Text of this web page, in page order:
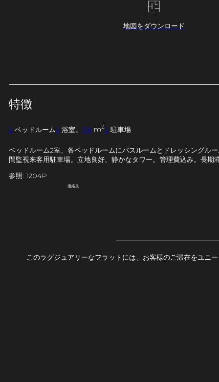
地図をダウンロード
特徴
2 ベッドルーム3 浴室。118 m22 駐車場
ベッドルーム2室、各ベッドルームにバスルームとドレッシングル
間監視来客用駐車場。立地良好、静かなタワー。管理費込み。長期
参照: 1204P
連絡先
このラグジュアリーなフラットには、お客様のご滞在をユニ